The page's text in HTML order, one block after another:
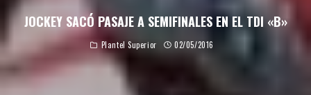
JOCKEY SACÓ PASAJE A SEMIFINALES EN EL TDI «B»
Plantel Superior 02/05/2016